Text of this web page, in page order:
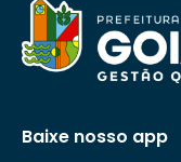
Baixe nosso app